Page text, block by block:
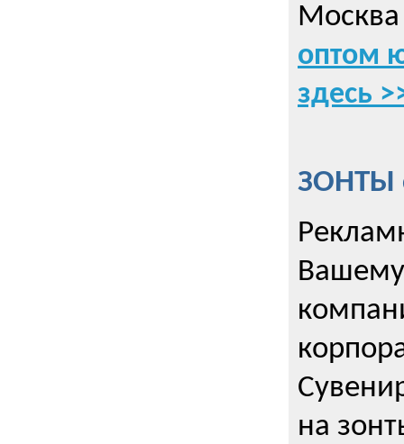
Москва
оптом
здесь
ЗОНТЫ
на